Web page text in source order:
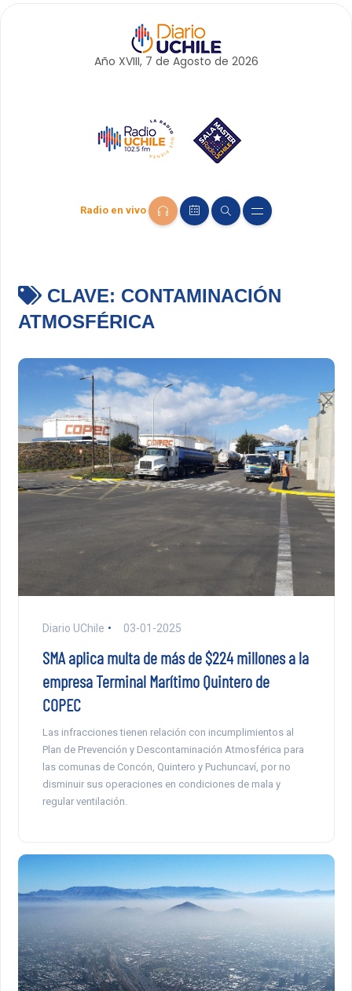
Año XVIII, 7 de Agosto de 2026
Radio en vivo
CLAVE: CONTAMINACIÓN
ATMOSFÉRICA
Diario UChile 03-01-2025
SMA aplica multa de más de $224 millones a la
empresa Terminal Marítimo Quintero de
COPEC
Las infracciones tienen relación con incumplimientos al
Plan de Prevención y Descontaminación Atmosférica para
las comunas de Concón, Quintero y Puchuncaví, por no
disminuir sus operaciones en condiciones de mala y
regular ventilación.